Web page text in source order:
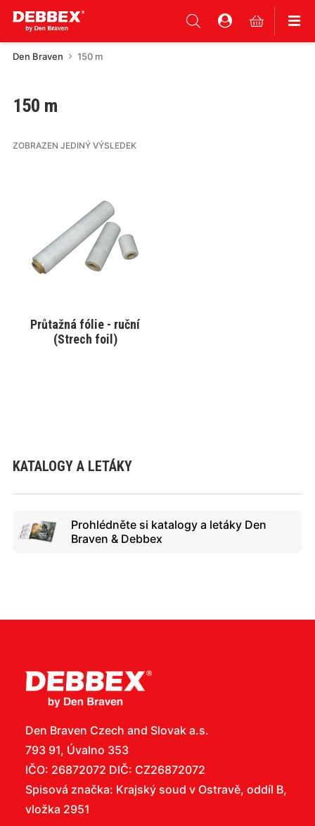
Den Braven 150 m
KATALOGY A LETÁKY
Prohlédněte si katalogy a letáky Den
Braven & Debbex
150 m
ZOBRAZEN JEDINÝ VÝSLEDEK
VYBRAT VARIANTU
Varianty
vybrat
Průtažná fólie - ruční
(Strech foil)
Den Braven Czech and Slovak a.s.
793 91, Úvalno 353
IČO: 26872072 DIČ: CZ26872072
Spisová značka: Krajský soud v Ostravě, oddíl B,
vložka 2951